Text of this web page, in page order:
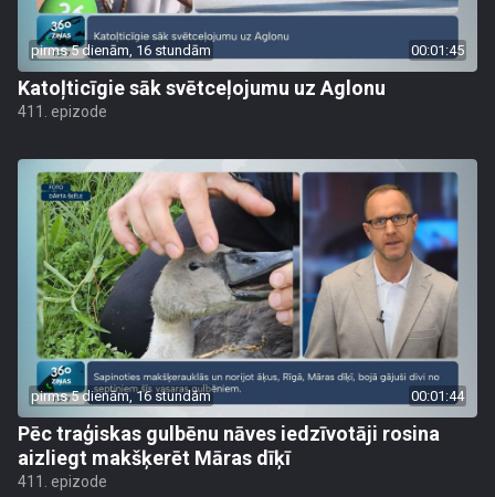
pirms 5 dienām, 16 stundām 00:01:45
Katoļticīgie sāk svētceļojumu uz Aglonu
411. epizode
pirms 5 dienām, 16 stundām 00:01:44
Pēc traģiskas gulbēnu nāves iedzīvotāji rosina
aizliegt makšķerēt Māras dīķī
411. epizode